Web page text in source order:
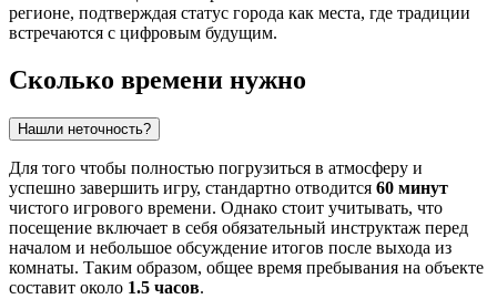
регионе, подтверждая статус города как места, где традиции
встречаются с цифровым будущим.
Сколько времени нужно
Нашли неточность?
Для того чтобы полностью погрузиться в атмосферу и
успешно завершить игру, стандартно отводится 60 минут
чистого игрового времени. Однако стоит учитывать, что
посещение включает в себя обязательный инструктаж перед
началом и небольшое обсуждение итогов после выхода из
комнаты. Таким образом, общее время пребывания на объекте
составит около 1.5 часов.